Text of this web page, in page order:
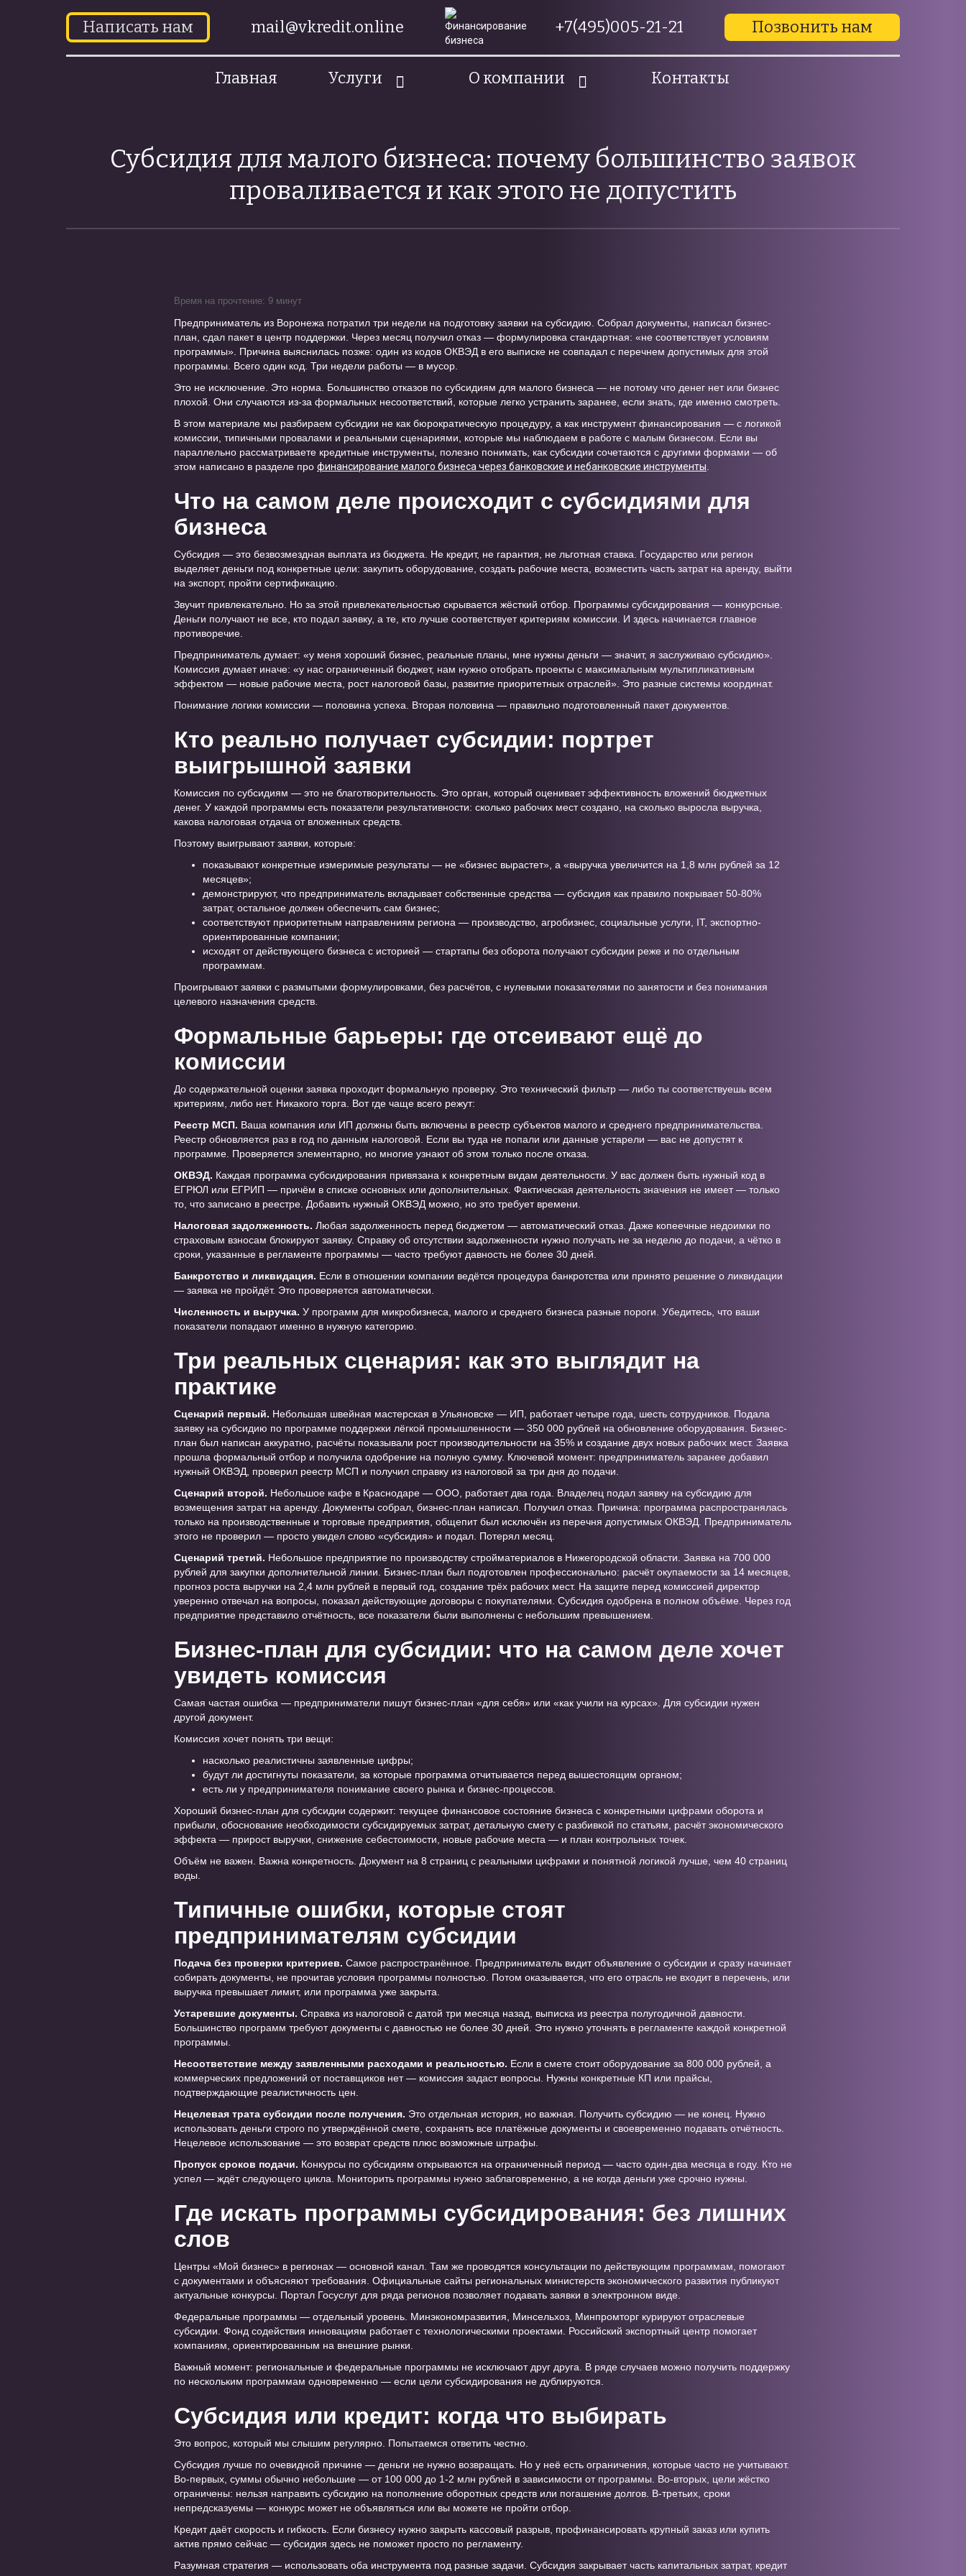
Написать нам mail@vkredit.online +7(495)005-21-21 Позвонить нам
Главная Услуги О компании Контакты
Субсидия для малого бизнеса: почему большинство заявок
проваливается и как этого не допустить
Время на прочтение: 9 минут
Предприниматель из Воронежа потратил три недели на подготовку заявки на субсидию. Собрал документы, написал бизнес-
план, сдал пакет в центр поддержки. Через месяц получил отказ — формулировка стандартная: «не соответствует условиям
программы». Причина выяснилась позже: один из кодов ОКВЭД в его выписке не совпадал с перечнем допустимых для этой
программы. Всего один код. Три недели работы — в мусор.
Это не исключение. Это норма. Большинство отказов по субсидиям для малого бизнеса — не потому что денег нет или бизнес
плохой. Они случаются из-за формальных несоответствий, которые легко устранить заранее, если знать, где именно смотреть.
В этом материале мы разбираем субсидии не как бюрократическую процедуру, а как инструмент финансирования — с логикой
комиссии, типичными провалами и реальными сценариями, которые мы наблюдаем в работе с малым бизнесом. Если вы
параллельно рассматриваете кредитные инструменты, полезно понимать, как субсидии сочетаются с другими формами — об
этом написано в разделе про финансирование малого бизнеса через банковские и небанковские инструменты
Что на самом деле происходит с субсидиями для
бизнеса
Субсидия — это безвозмездная выплата из бюджета. Не кредит, не гарантия, не льготная ставка. Государство или регион
выделяет деньги под конкретные цели: закупить оборудование, создать рабочие места, возместить часть затрат на аренду, выйти
на экспорт, пройти сертификацию.
Звучит привлекательно. Но за этой привлекательностью скрывается жёсткий отбор. Программы субсидирования — конкурсные.
Деньги получают не все, кто подал заявку, а те, кто лучше соответствует критериям комиссии. И здесь начинается главное
противоречие.
Предприниматель думает: «у меня хороший бизнес, реальные планы, мне нужны деньги — значит, я заслуживаю субсидию».
Комиссия думает иначе: «у нас ограниченный бюджет, нам нужно отобрать проекты с максимальным мультипликативным
эффектом — новые рабочие места, рост налоговой базы, развитие приоритетных отраслей». Это разные системы координат.
Понимание логики комиссии — половина успеха. Вторая половина — правильно подготовленный пакет документов.
Кто реально получает субсидии: портрет
выигрышной заявки
Комиссия по субсидиям — это не благотворительность. Это орган, который оценивает эффективность вложений бюджетных
денег. У каждой программы есть показатели результативности: сколько рабочих мест создано, на сколько выросла выручка,
какова налоговая отдача от вложенных средств.
Поэтому выигрывают заявки, которые:
показывают конкретные измеримые результаты — не «бизнес вырастет», а «выручка увеличится на 1,8 млн рублей за 12
месяцев»;
демонстрируют, что предприниматель вкладывает собственные средства — субсидия как правило покрывает 50-80%
затрат, остальное должен обеспечить сам бизнес;
соответствуют приоритетным направлениям региона — производство, агробизнес, социальные услуги, IT, экспортно-
ориентированные компании;
исходят от действующего бизнеса с историей — стартапы без оборота получают субсидии реже и по отдельным
программам.
Проигрывают заявки с размытыми формулировками, без расчётов, с нулевыми показателями по занятости и без понимания
целевого назначения средств.
Формальные барьеры: где отсеивают ещё до
комиссии
До содержательной оценки заявка проходит формальную проверку. Это технический фильтр — либо ты соответствуешь всем
критериям, либо нет. Никакого торга. Вот где чаще всего режут:
Реестр МСП. Ваша компания или ИП должны быть включены в реестр субъектов малого и среднего предпринимательства.
Реестр обновляется раз в год по данным налоговой. Если вы туда не попали или данные устарели — вас не допустят к
программе. Проверяется элементарно, но многие узнают об этом только после отказа.
ОКВЭД. Каждая программа субсидирования привязана к конкретным видам деятельности. У вас должен быть нужный код в
ЕГРЮЛ или ЕГРИП — причём в списке основных или дополнительных. Фактическая деятельность значения не имеет — только
то, что записано в реестре. Добавить нужный ОКВЭД можно, но это требует времени.
Налоговая задолженность. Любая задолженность перед бюджетом — автоматический отказ. Даже копеечные недоимки по
страховым взносам блокируют заявку. Справку об отсутствии задолженности нужно получать не за неделю до подачи, а чётко в
сроки, указанные в регламенте программы — часто требуют давность не более 30 дней.
Банкротство и ликвидация. Если в отношении компании ведётся процедура банкротства или принято решение о ликвидации
— заявка не пройдёт. Это проверяется автоматически.
Численность и выручка. У программ для микробизнеса, малого и среднего бизнеса разные пороги. Убедитесь, что ваши
показатели попадают именно в нужную категорию.
Три реальных сценария: как это выглядит на
практике
Сценарий первый. Небольшая швейная мастерская в Ульяновске — ИП, работает четыре года, шесть сотрудников. Подала
заявку на субсидию по программе поддержки лёгкой промышленности — 350 000 рублей на обновление оборудования. Бизнес-
план был написан аккуратно, расчёты показывали рост производительности на 35% и создание двух новых рабочих мест. Заявка
прошла формальный отбор и получила одобрение на полную сумму. Ключевой момент: предприниматель заранее добавил
нужный ОКВЭД, проверил реестр МСП и получил справку из налоговой за три дня до подачи.
Сценарий второй. Небольшое кафе в Краснодаре — ООО, работает два года. Владелец подал заявку на субсидию для
возмещения затрат на аренду. Документы собрал, бизнес-план написал. Получил отказ. Причина: программа распространялась
только на производственные и торговые предприятия, общепит был исключён из перечня допустимых ОКВЭД. Предприниматель
этого не проверил — просто увидел слово «субсидия» и подал. Потерял месяц.
Сценарий третий. Небольшое предприятие по производству стройматериалов в Нижегородской области. Заявка на 700 000
рублей для закупки дополнительной линии. Бизнес-план был подготовлен профессионально: расчёт окупаемости за 14 месяцев,
прогноз роста выручки на 2,4 млн рублей в первый год, создание трёх рабочих мест. На защите перед комиссией директор
уверенно отвечал на вопросы, показал действующие договоры с покупателями. Субсидия одобрена в полном объёме. Через год
предприятие представило отчётность, все показатели были выполнены с небольшим превышением.
Бизнес-план для субсидии: что на самом деле хочет
увидеть комиссия
Самая частая ошибка — предприниматели пишут бизнес-план «для себя» или «как учили на курсах». Для субсидии нужен
другой документ.
Комиссия хочет понять три вещи:
насколько реалистичны заявленные цифры;
будут ли достигнуты показатели, за которые программа отчитывается перед вышестоящим органом;
есть ли у предпринимателя понимание своего рынка и бизнес-процессов.
Хороший бизнес-план для субсидии содержит: текущее финансовое состояние бизнеса с конкретными цифрами оборота и
прибыли, обоснование необходимости субсидируемых затрат, детальную смету с разбивкой по статьям, расчёт экономического
эффекта — прирост выручки, снижение себестоимости, новые рабочие места — и план контрольных точек.
Объём не важен. Важна конкретность. Документ на 8 страниц с реальными цифрами и понятной логикой лучше, чем 40 страниц
воды.
Типичные ошибки, которые стоят
предпринимателям субсидии
Подача без проверки критериев. Самое распространённое. Предприниматель видит объявление о субсидии и сразу начинает
собирать документы, не прочитав условия программы полностью. Потом оказывается, что его отрасль не входит в перечень, или
выручка превышает лимит, или программа уже закрыта.
Устаревшие документы. Справка из налоговой с датой три месяца назад, выписка из реестра полугодичной давности.
Большинство программ требуют документы с давностью не более 30 дней. Это нужно уточнять в регламенте каждой конкретной
программы.
Несоответствие между заявленными расходами и реальностью. Если в смете стоит оборудование за 800 000 рублей, а
коммерческих предложений от поставщиков нет — комиссия задаст вопросы. Нужны конкретные КП или прайсы,
подтверждающие реалистичность цен.
Нецелевая трата субсидии после получения. Это отдельная история, но важная. Получить субсидию — не конец. Нужно
использовать деньги строго по утверждённой смете, сохранять все платёжные документы и своевременно подавать отчётность.
Нецелевое использование — это возврат средств плюс возможные штрафы.
Пропуск сроков подачи. Конкурсы по субсидиям открываются на ограниченный период — часто один-два месяца в году. Кто не
успел — ждёт следующего цикла. Мониторить программы нужно заблаговременно, а не когда деньги уже срочно нужны.
Где искать программы субсидирования: без лишних
слов
Центры «Мой бизнес» в регионах — основной канал. Там же проводятся консультации по действующим программам, помогают
с документами и объясняют требования. Официальные сайты региональных министерств экономического развития публикуют
актуальные конкурсы. Портал Госуслуг для ряда регионов позволяет подавать заявки в электронном виде.
Федеральные программы — отдельный уровень. Минэкономразвития, Минсельхоз, Минпромторг курируют отраслевые
субсидии. Фонд содействия инновациям работает с технологическими проектами. Российский экспортный центр помогает
компаниям, ориентированным на внешние рынки.
Важный момент: региональные и федеральные программы не исключают друг друга. В ряде случаев можно получить поддержку
по нескольким программам одновременно — если цели субсидирования не дублируются.
Субсидия или кредит: когда что выбирать
Это вопрос, который мы слышим регулярно. Попытаемся ответить честно.
Субсидия лучше по очевидной причине — деньги не нужно возвращать. Но у неё есть ограничения, которые часто не учитывают.
Во-первых, суммы обычно небольшие — от 100 000 до 1-2 млн рублей в зависимости от программы. Во-вторых, цели жёстко
ограничены: нельзя направить субсидию на пополнение оборотных средств или погашение долгов. В-третьих, сроки
непредсказуемы — конкурс может не объявляться или вы можете не пройти отбор.
Кредит даёт скорость и гибкость. Если бизнесу нужно закрыть кассовый разрыв, профинансировать крупный заказ или купить
актив прямо сейчас — субсидия здесь не поможет просто по регламенту.
Разумная стратегия — использовать оба инструмента под разные задачи. Субсидия закрывает часть капитальных затрат, кредит